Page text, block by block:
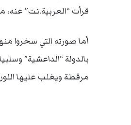
قرأت “العربية.نت”
أما صورته التي سخروا
بالدولة “الداعشية”
مرقطة ويغلب عليها